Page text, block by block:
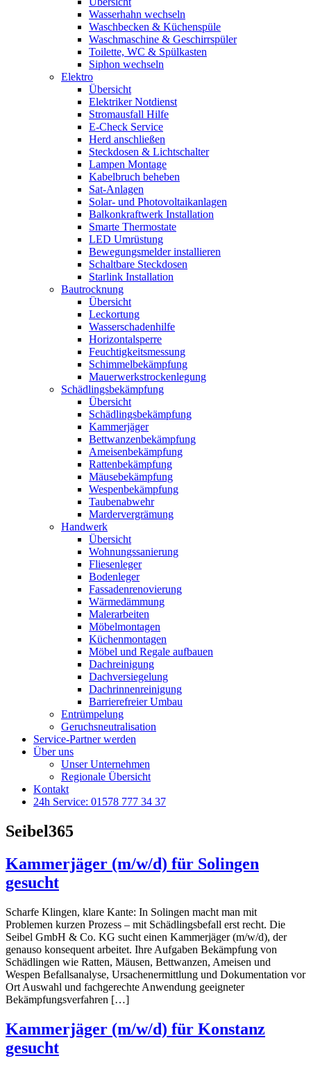
Wasserhahn wechseln
Waschbecken & Küchenspüle
Waschmaschine & Geschirrspüler
Toilette, WC & Spülkasten
Siphon wechseln
Elektro
Übersicht
Elektriker Notdienst
Stromausfall Hilfe
E-Check Service
Herd anschließen
Steckdosen & Lichtschalter
Lampen Montage
Kabelbruch beheben
Sat-Anlagen
Solar- und Photovoltaikanlagen
Balkonkraftwerk Installation
Smarte Thermostate
LED Umrüstung
Bewegungsmelder installieren
Schaltbare Steckdosen
Starlink Installation
Bautrocknung
Übersicht
Leckortung
Wasserschadenhilfe
Horizontalsperre
Feuchtigkeitsmessung
Schimmelbekämpfung
Mauerwerkstrockenlegung
Schädlingsbekämpfung
Übersicht
Schädlingsbekämpfung
Kammerjäger
Bettwanzenbekämpfung
Ameisenbekämpfung
Rattenbekämpfung
Mäusebekämpfung
Wespenbekämpfung
Taubenabwehr
Mardervergrämung
Handwerk
Übersicht
Wohnungssanierung
Fliesenleger
Bodenleger
Fassadenrenovierung
Wärmedämmung
Malerarbeiten
Möbelmontagen
Küchenmontagen
Möbel und Regale aufbauen
Dachreinigung
Dachversiegelung
Dachrinnenreinigung
Barrierefreier Umbau
Entrümpelung
Geruchsneutralisation
Service-Partner werden
Über uns
Unser Unternehmen
Regionale Übersicht
Kontakt
24h Service: 01578 777 34 37
Seibel365
Kammerjäger (m/w/d) für Solingen
gesucht
Scharfe Klingen, klare Kante: In Solingen macht man mit
Problemen kurzen Prozess – mit Schädlingsbefall erst recht. Die
Seibel GmbH & Co. KG sucht einen Kammerjäger (m/w/d), der
genauso konsequent arbeitet. Ihre Aufgaben Bekämpfung von
Schädlingen wie Ratten, Mäusen, Bettwanzen, Ameisen und
Wespen Befallsanalyse, Ursachenermittlung und Dokumentation vor
Ort Auswahl und fachgerechte Anwendung geeigneter
Bekämpfungsverfahren […]
Kammerjäger (m/w/d) für Konstanz
gesucht